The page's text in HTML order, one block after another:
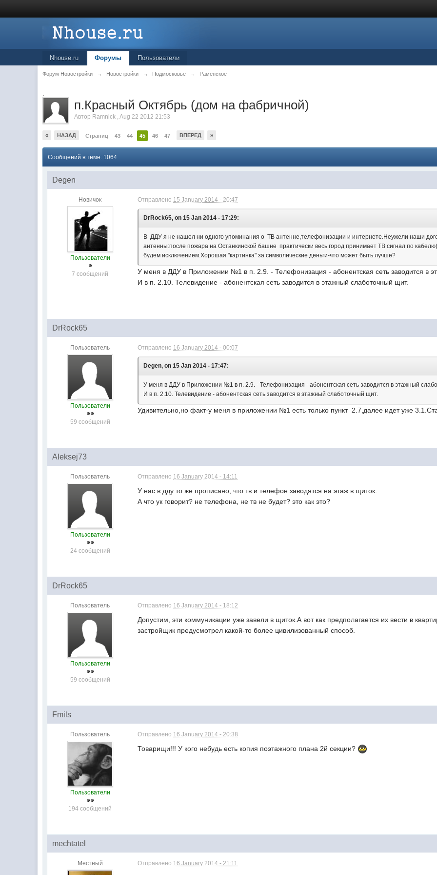
Nhouse.ru Форумы Пользователи
Форум Новостройки → Новостройки → Подмосковье → Раменское
.
п.Красный Октябрь (дом на фабричной)
Автор Ramnick ,Aug 22 2012 21:53
« НАЗАД Страниц 43 44 45 46 47 ВПЕРЕД »
Сообщений в теме: 1064
Degen
Новичок
Пользователи
7 сообщений
Отправлено 15 January 2014 - 20:47
DrRock65, on 15 Jan 2014 - 17:29:
В ДДУ я не нашел ни одного упоминания о ТВ антенне,телефонизации и интернете.Неужели наши
антенны:после пожара на Останкинской башне практически весь город принимает ТВ сигнал по
будем исключением.Хорошая "картинка" за символические деньги-что может быть лучше?
У меня в ДДУ в Приложении №1 в п. 2.9. - Телефонизация - абонентская сеть заводится в
И в п. 2.10. Телевидение - абонентская сеть заводится в этажный слаботочный щит.
DrRock65
Пользователь
Пользователи
59 сообщений
Отправлено 16 January 2014 - 00:07
Degen, on 15 Jan 2014 - 17:47:
У меня в ДДУ в Приложении №1 в п. 2.9. - Телефонизация - абонентская сеть заводится в этажный
И в п. 2.10. Телевидение - абонентская сеть заводится в этажный слаботочный щит.
Удивительно,но факт-у меня в приложении №1 есть только пункт 2.7,далее идет уже
Aleksej73
Пользователь
Пользователи
24 сообщений
Отправлено 16 January 2014 - 14:11
У нас в дду то же прописано, что тв и телефон заводятся на этаж в щиток.
А что ук говорит? не телефона, не тв не будет? это как это?
DrRock65
Пользователь
Пользователи
59 сообщений
Отправлено 16 January 2014 - 18:12
Допустим, эти коммуникации уже завели в щиток.А вот как предполагается их вести в
застройщик предусмотрел какой-то более цивилизованный способ.
Fmils
Пользователь
Пользователи
194 сообщений
Отправлено 16 January 2014 - 20:38
Товарищи!!! У кого небудь есть копия поэтажного плана 2й секции?
mechtatel
Местный Отправлено 16 January 2014 - 21:11